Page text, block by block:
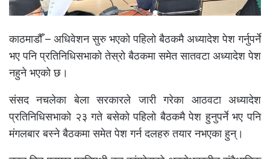
काठमाडौँ – अधिवेशन सुरु भएको पहिलो बैठकमै अध्यादेश पेश गर्नुपर्ने
भए पनि प्रतिनिधिसभाको तेस्रो बैठकमा समेत सातवटा अध्यादेश पेश
नहुने भएको छ।
संसद नचलेका बेला सरकारले जारी गरेका आठवटा अध्यादेश
प्रतिनिधिसभाको २३ गते बसेको पहिलो बैठकमै पेश हुनुपर्ने भए पनि
मंगलबार बस्ने बैठकमा समेत पेश गर्न दलहरु तयार नभएका हुन्।